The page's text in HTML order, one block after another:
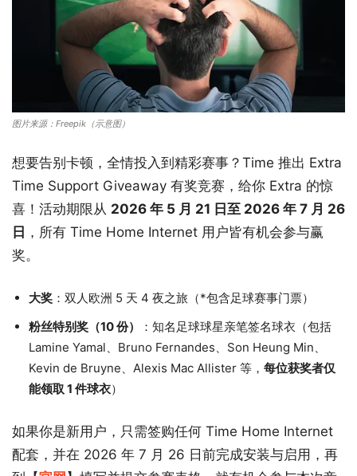
图片来源：Freepik（示意图）
想要告别卡顿，全情投入到精彩赛事？Time 推出 Extra
Time Support Giveaway 有奖竞赛，给你 Extra 的惊
喜！活动期限从 2026 年 5 月 21 日至 2026 年 7 月 26
日 ，所有 Time Home Internet 用户皆有机会参与赢
奖。
大奖 ：双人欧洲 5 天 4 夜之旅（*包含足球赛事门票）
粉丝特别奖（10 份）
：知名足球球星亲笔签名球衣（包括
Lamine Yamal、Bruno Fernandes、Son Heung Min、
Kevin de Bruyne、Alexis Mac Allister 等， 每位获奖者仅
能领取 1 件球衣）
如果你是新用户，只需签购任何 Time Home Internet
配套，并在 2026 年 7 月 26 日前完成安装与启用，再